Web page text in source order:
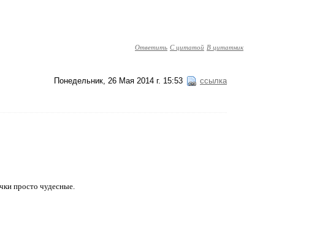
Ответить С цитатой В цитатник
Понедельник, 26 Мая 2014 г. 15:53 ссылка
просто чудесные.